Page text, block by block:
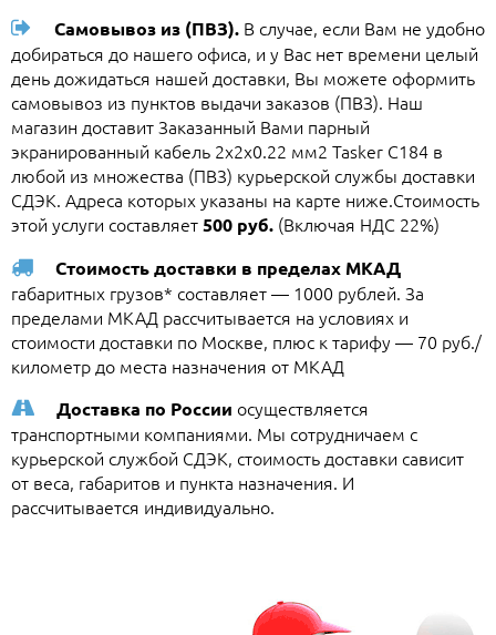
Самовывоз из (ПВЗ). В случае, если Вам не удобно
добираться до нашего офиса, и у Вас нет времени целый
день дожидаться нашей доставки, Вы можете оформить
самовывоз из пунктов выдачи заказов (ПВЗ). Наш
магазин доставит Заказанный Вами парный
экранированный кабель 2х2х0.22 мм2 Tasker C184 в
любой из множества (ПВЗ) курьерской службы доставки
СДЭК. Адреса которых указаны на карте ниже.Стоимость
этой услуги составляет500 руб. (Включая НДС 22%)
Стоимость доставки в пределах МКАД
габаритных грузов* составляет — 1000 рублей. За
пределами МКАД рассчитывается на условиях и
стоимости доставки по Москве, плюс к тарифу — 70 руб./
километр до места назначения от МКАД
Доставка по России осуществляется
транспортными компаниями. Мы сотрудничаем с
курьерской службой СДЭК, стоимость доставки сависит
от веса, габаритов и пункта назначения. И
рассчитывается индивидуально.